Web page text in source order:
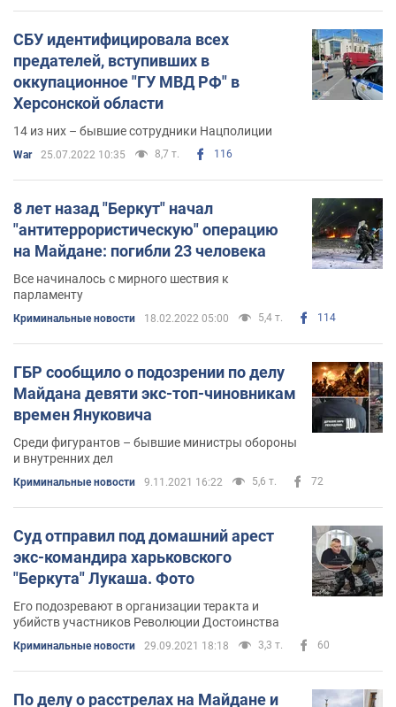
СБУ идентифицировала всех
предателей, вступивших в
оккупационное "ГУ МВД РФ" в
Херсонской области
14 из них – бывшие сотрудники Нацполиции
War 25.07.2022 10:35 8,7 т. 116
8 лет назад "Беркут" начал
"антитеррористическую" операцию
на Майдане: погибли 23 человека
Все начиналось с мирного шествия к
парламенту
Криминальные новости 18.02.2022 05:00 5,4 т. 114
ГБР сообщило о подозрении по делу
Майдана девяти экс-топ-чиновникам
времен Януковича
Среди фигурантов – бывшие министры обороны
и внутренних дел
Криминальные новости 9.11.2021 16:22 5,6 т. 72
Суд отправил под домашний арест
экс-командира харьковского
"Беркута" Лукаша. Фото
Его подозревают в организации теракта и
убийств участников Революции Достоинства
Криминальные новости 29.09.2021 18:18 3,3 т. 60
По делу о расстрелах на Майдане и